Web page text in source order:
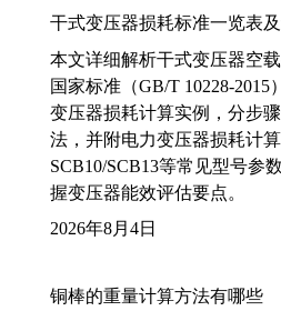
干式变压器损耗标准一览表
本文详细解析干式变压器空
国家标准（GB/T 10228-2015
变压器损耗计算实例，分步
法，并附电力变压器损耗计
SCB10/SCB13等常见型号参
握变压器能效评估要点。
2026年8月4日
铜棒的重量计算方法有哪些